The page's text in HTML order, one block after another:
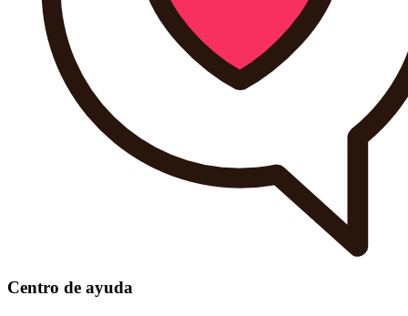
Centro de ayuda